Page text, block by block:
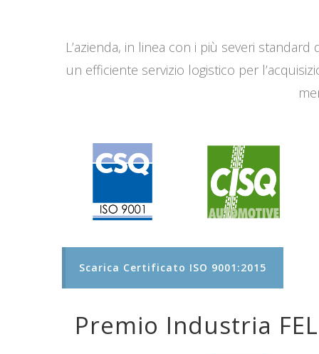
L’azienda, in linea con i più severi
un efficiente servizio logistico per
Scarica Certificato ISO 9001:2015
Premio Industria